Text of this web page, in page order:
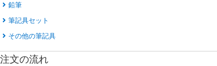
鉛筆
筆記具セット
その他の筆記具
注文の流れ